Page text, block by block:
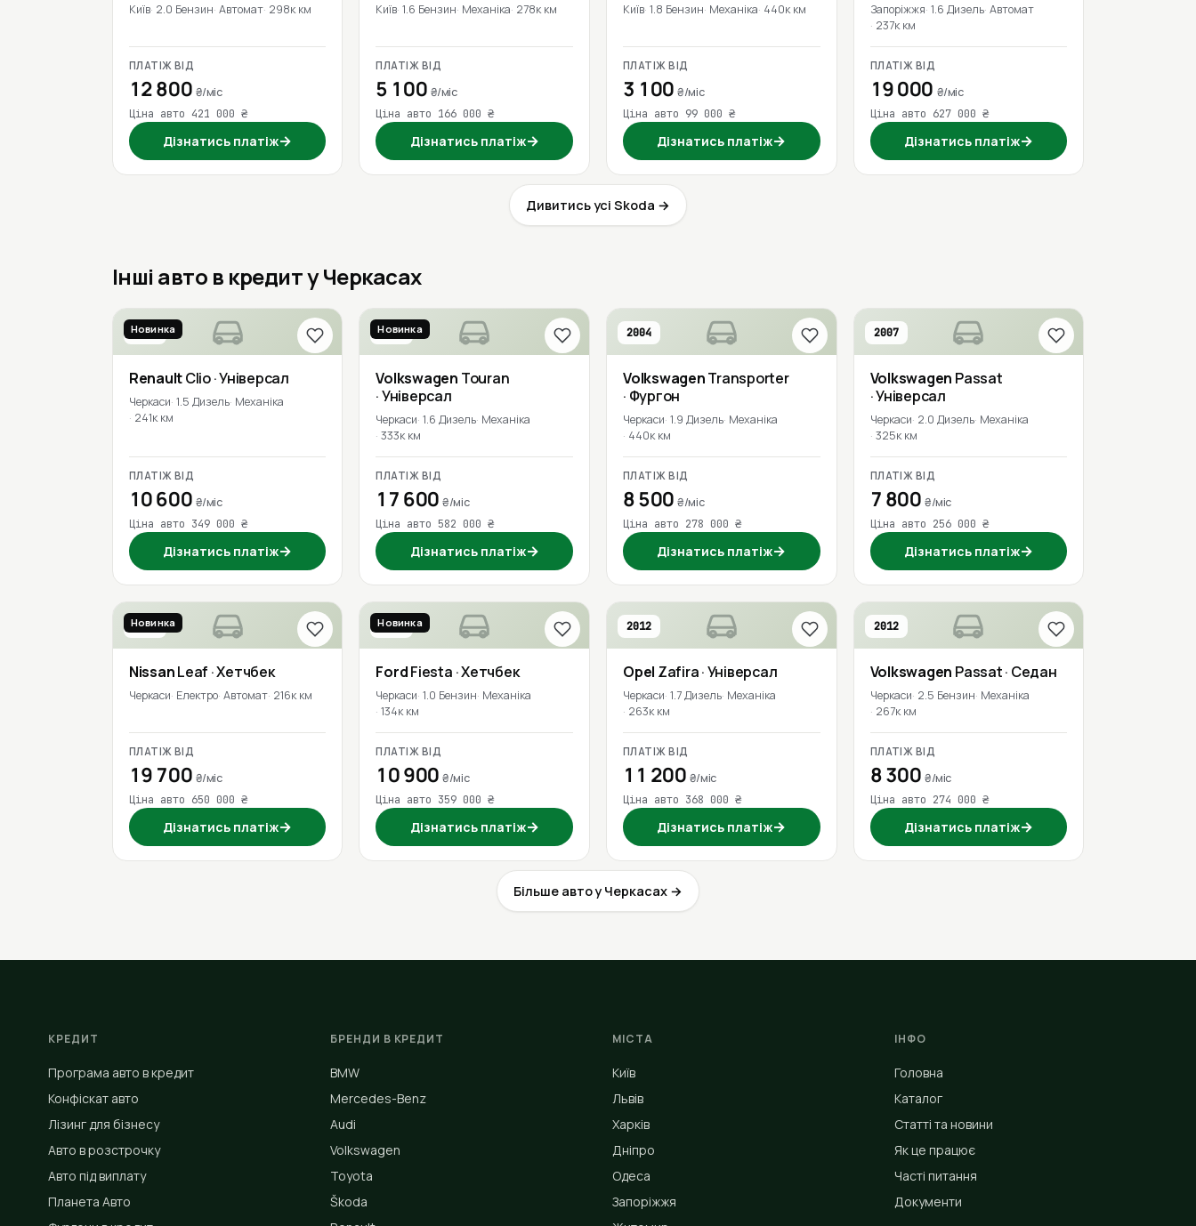
Київ 2.0 Бензин Автомат 298к км
ПЛАТІЖ ВІД
12 800 ₴/міс
Ціна авто 421 000 ₴
Дізнатись платіж→
Київ 1.6 Бензин Механіка 278к км
ПЛАТІЖ ВІД
5 100 ₴/міс
Ціна авто 166 000 ₴
Дізнатись платіж→
Київ 1.8 Бензин Механіка 440к км
ПЛАТІЖ ВІД
3 100₴/міс
Ціна авто 99 000 ₴
Дізнатись платіж→
Запоріжжя 1.6 Дизель Автомат
237к км
ПЛАТІЖ ВІД
19 000 ₴/міс
Ціна авто 627 000 ₴
Дізнатись платіж→
Дивитись усі Skoda →
Інші авто в кредит у Черкасах
2016
Новинка
RenaultClio· Універсал
Черкаси 1.5 Дизель Механіка
241к км
ПЛАТІЖ ВІД
10 600 ₴/міс
Ціна авто 349 000 ₴
Дізнатись платіж→
2016
Новинка
Volkswagen Touran
· Універсал
Черкаси 1.6 Дизель Механіка
333к км
ПЛАТІЖ ВІД
17 600₴/міс
Ціна авто 582 000 ₴
Дізнатись платіж→
2004
VolkswagenTransporter
· Фургон
Черкаси 1.9 Дизель Механіка
440к км
ПЛАТІЖ ВІД
8 500₴/міс
Ціна авто 278 000 ₴
Дізнатись платіж→
2007
Volkswagen Passat
· Універсал
Черкаси 2.0 Дизель Механіка
325к км
ПЛАТІЖ ВІД
7 800 ₴/міс
Ціна авто 256 000 ₴
Дізнатись платіж→
2021
Новинка
NissanLeaf · Хетчбек
Черкаси Електро Автомат 216к км
ПЛАТІЖ ВІД
19 700 ₴/міс
Ціна авто 650 000 ₴
Дізнатись платіж→
2016
Новинка
FordFiesta · Хетчбек
Черкаси 1.0 Бензин Механіка
134к км
ПЛАТІЖ ВІД
10 900₴/міс
Ціна авто 359 000 ₴
Дізнатись платіж→
2012
Opel Zafira· Універсал
Черкаси 1.7 Дизель Механіка
263к км
ПЛАТІЖ ВІД
11 200 ₴/міс
Ціна авто 368 000 ₴
Дізнатись платіж→
2012
Volkswagen Passat· Седан
Черкаси 2.5 Бензин Механіка
267к км
ПЛАТІЖ ВІД
8 300 ₴/міс
Ціна авто 274 000 ₴
Дізнатись платіж→
Більше авто у Черкасах →
КРЕДИТ
Програма авто в кредит
Конфіскат авто
Лізинг для бізнесу
Авто в розстрочку
Авто під виплату
Планета Авто
БРЕНДИ В КРЕДИТ
BMW
Mercedes-Benz
Audi
Volkswagen
Toyota
Škoda
МІСТА
Київ
Львів
Харків
Дніпро
Одеса
Запоріжжя
ІНФО
Головна
Каталог
Статті та новини
Як це працює
Часті питання
Документи